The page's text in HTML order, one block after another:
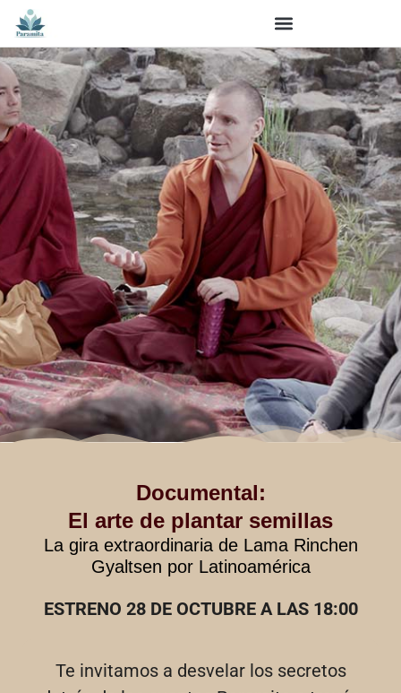
Documental:
El arte de plantar semillas
La gira extraordinaria de Lama Rinchen
Gyaltsen por Latinoamérica
ESTRENO 28 DE OCTUBRE A LAS 18:00
Te invitamos a desvelar los secretos